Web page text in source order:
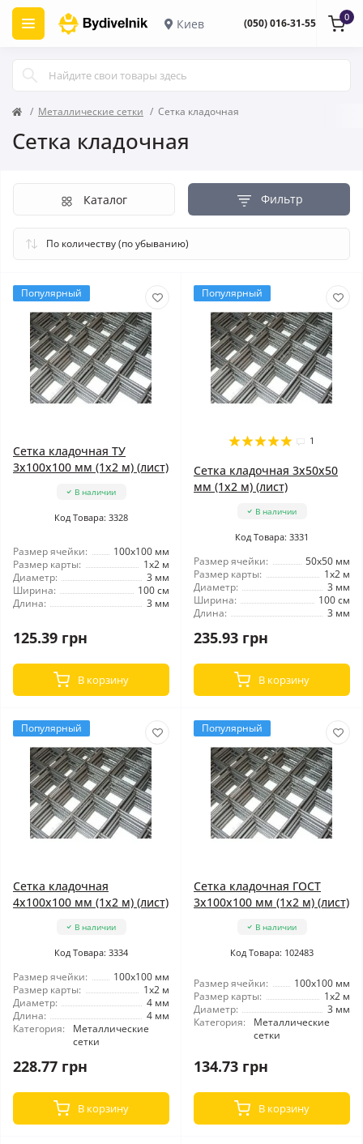
Киев (050) 016-31-55 0
Металлические сетки Сетка кладочная
Сетка кладочная
Фильтр
Каталог
Популярный
Сетка кладочная ТУ
3x100x100 мм (1x2 м) (лист)
В наличии
Код Товара: 3328
Размер ячейки:
100x100 мм
Размер карты:
1x2 м
Диаметр:
3 мм
Ширина:
100 см
Длина:
3 мм
125.39 грн
В корзину
Популярный
1
Сетка кладочная 3x50x50
мм (1x2 м) (лист)
В наличии
Код Товара: 3331
Размер ячейки:
50x50 мм
Размер карты:
1x2 м
Диаметр:
3 мм
Ширина:
100 см
Длина:
3 мм
235.93 грн
В корзину
Популярный
Сетка кладочная
4x100x100 мм (1x2 м) (лист)
В наличии
Код Товара: 3334
Размер ячейки:
100x100 мм
Размер карты:
1x2 м
Диаметр:
4 мм
Длина:
4 мм
Категория:
Металлические
сетки
228.77 грн
В корзину
Популярный
Сетка кладочная ГОСТ
3x100x100 мм (1x2 м) (лист)
В наличии
Код Товара: 102483
Размер ячейки:
100x100 мм
Размер карты:
1x2 м
Диаметр:
3 мм
Категория:
Металлические
сетки
134.73 грн
В корзину